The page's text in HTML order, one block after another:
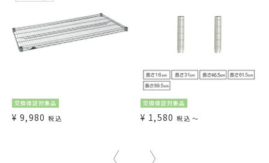
交換保証対象品
¥ 9,980 税込
交換保証対象品
¥ 1,580 税込 〜